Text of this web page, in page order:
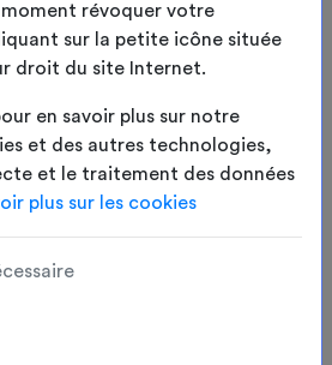
révoquer votre
sur la petite icône située
droit du site Internet.
en savoir plus sur notre
et des autres technologies,
et le traitement des données
plus sur les cookies
INFOS
sommes-nous ?
Avis client